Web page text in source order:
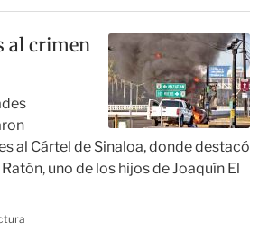
al crimen
al Cártel de Sinaloa, donde destacó
uno de los hijos de Joaquín El